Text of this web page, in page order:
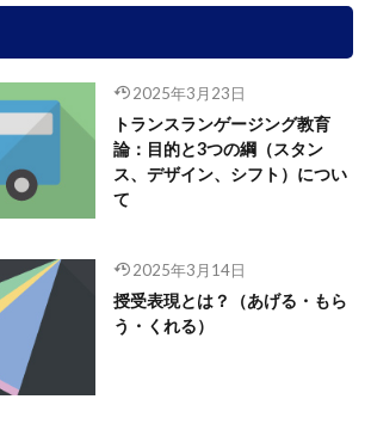
2025年3月23日
トランスランゲージング教育
論：目的と3つの綱（スタン
ス、デザイン、シフト）につい
て
2025年3月14日
授受表現とは？（あげる・もら
う・くれる）